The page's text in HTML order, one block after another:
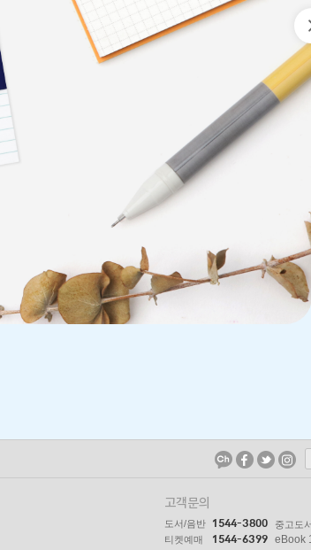
고객문의
도서/음반 1544-3800 중고도
티켓예매 1544-6399 eBook